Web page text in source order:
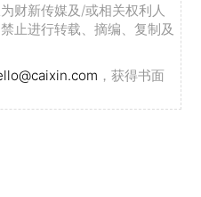
财新传媒及/或相关权利人
止进行转载、摘编、复制及
，获得书面